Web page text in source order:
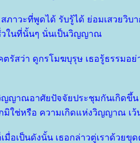
ภาวะที่พูดได้ รับรู้ได้ ย่อมเสวยวิบ
ในที่นั้นๆ นั่นเป็นวิญญาณ
รัสว่า ดูกรโมฆบุรุษ เธอรู้ธรรมอย่
ญาณอาศัยปัจจัยประชุมกันเกิดขึ้
มิใช่หรือ ความเกิดแห่งวิญญาณ เ
มื่อเป็นดังนั้น เธอกล่าวตู่เราด้วยขุ